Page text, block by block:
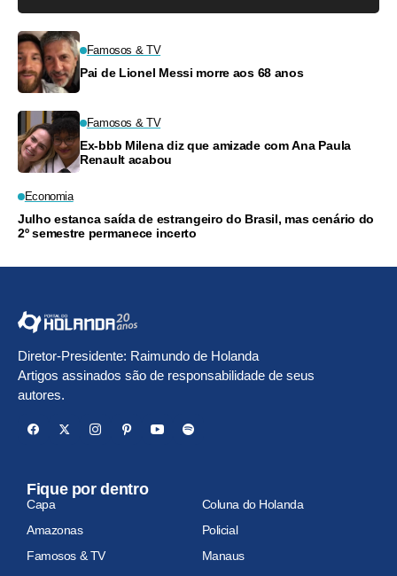
Famosos & TV
Pai de Lionel Messi morre aos 68 anos
Famosos & TV
Ex-bbb Milena diz que amizade com Ana Paula
Renault acabou
Economia
Julho estanca saída de estrangeiro do Brasil, mas cenário do
2º semestre permanece incerto
Diretor-Presidente: Raimundo de Holanda
Artigos assinados são de responsabilidade de seus
autores.
Fique por dentro
Capa
Coluna do Holanda
Amazonas
Policial
Famosos & TV
Manaus